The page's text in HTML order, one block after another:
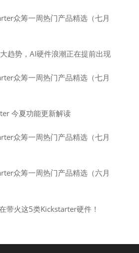
众筹一周热门产品精选（七月
趋势，AI硬件浪潮正在提前出现
众筹一周热门产品精选（七月
今夏功能更新解读
众筹一周热门产品精选（七月
众筹一周热门产品精选（六月
带火这5类Kickstarter硬件！